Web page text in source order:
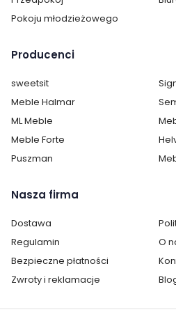
kupuje się z myślą o tym, że
wszystkie funkcje przez lata
uwarunkowana materiałem, z
jakościowo surowców, więc nie
wytrzymałość swojego stołu –
Pokoju młodzieżowego
Producenci
sweetsit
Meble Halmar
ML Meble
Meble Forte
Puszman
Nasza firma
Dostawa
Regulamin
O
Bezpieczne płatności
Zwroty i reklamacje